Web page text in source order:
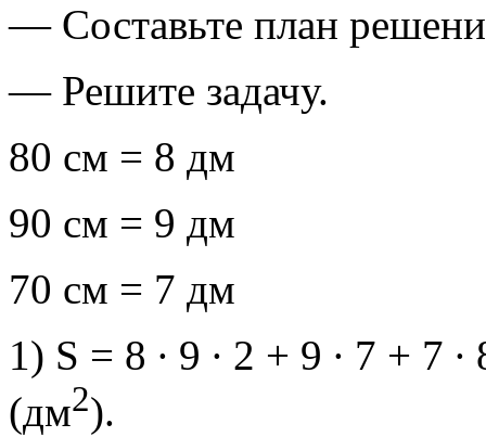
— Составьте план
— Решите задачу.
80 см = 8 дм
90 см = 9 дм
70 см = 7 дм
1) S = 8 ∙ 9 ∙ 2 + 9 ∙ 7 + 7
(дм2).